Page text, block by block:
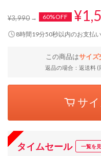
¥3,990 60%OFF
8時間19分50秒以内のお支払
この商品はサイズ
返品の場合：返送料
サ
タイムセール 一覧を